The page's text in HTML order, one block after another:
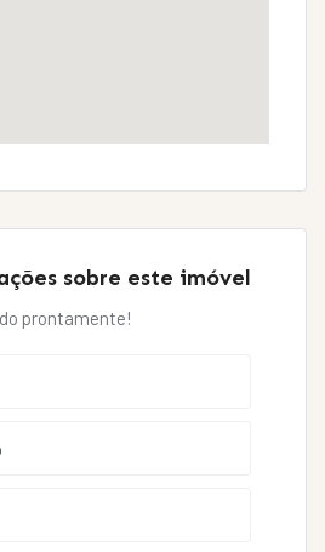
sobre este imóvel
prontamente!